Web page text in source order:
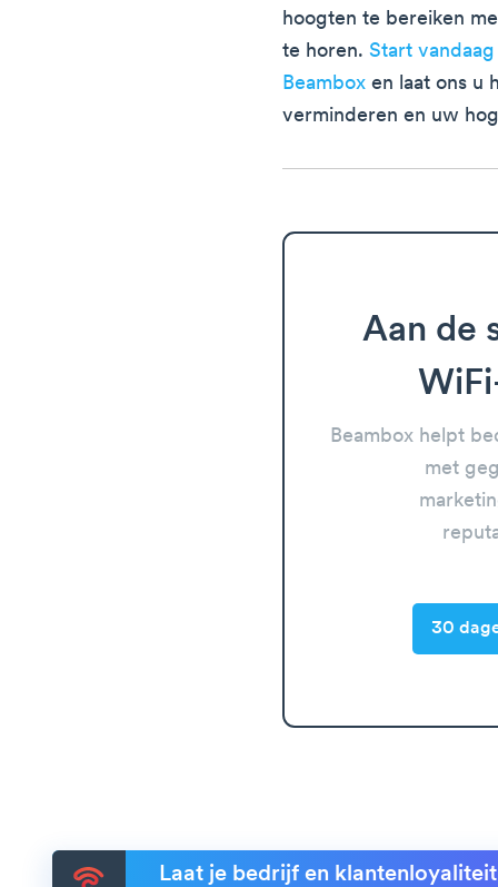
hoogten te bereiken
te horen.Start
Beambox en laat ons u
verminderen en uw
Aan de
Beambox helpt
met
30
Laat je bedrijf en